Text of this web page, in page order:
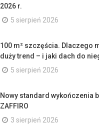
2026 r.
5 sierpień 2026
100 m² szczęścia. Dlaczego
duży trend – i jaki dach do
5 sierpień 2026
Nowy standard wykończenia
ZAFFIRO
3 sierpień 2026